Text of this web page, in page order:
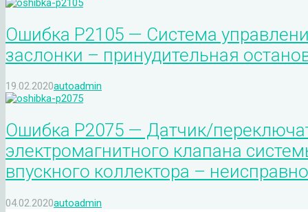
Ошибка P2105 — Система
заслонки – принудительная
19.02.2020autoadmin
Ошибка P2075 — Датчик/
электромагнитного клапана
впускного коллектора –
04.02.2020autoadmin